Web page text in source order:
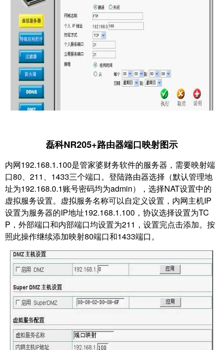
磊科NR205+路由器端口映射图示
内网192.168.1.100是管家婆财务软件的服务器，需要映射端
口80、211、1433三个端口。登陆路由器选择（默认管理地
址为192.168.0.1账号密码均为admin），选择NAT设置中的
虚拟服务设置。虚拟服务名称可以自定义设置，内网主机IP
设置为服务器的IP地址192.168.1.100，协议选择设置为TC
P，外部端口和内部端口均设置为211，设置完点击添加。按
照此操作继续添加映射80端口和1433端口。